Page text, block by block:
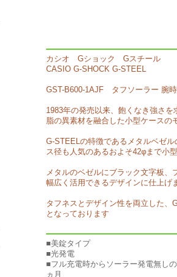
カシオ Gショック Gスチール
CASIO G-SHOCK G-STEEL
GST-B600-1AJF タフソーラー 腕
1983年の発売以来、飽くなき強さ
脂の異素材を融合した小型ケースの
G-STEELの特徴であるメタルベゼ
ス径も人気のあるおよそ42φまで小
メタルのベゼルにブラック文字板、
幅広く活用できるデザインに仕上げ
タフネスとデザイン性を両立した、
となっております
■美錠タイプ
■光発電
■フル充電時からソーラー発電無し
ヵ月